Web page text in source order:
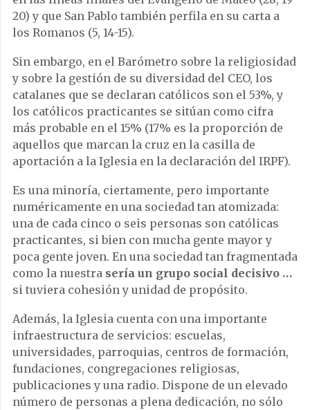
20) y que San Pablo también perfila en su carta a
los Romanos (5, 14-15).
Sin embargo, en el Barómetro sobre la religiosidad
y sobre la gestión de su diversidad del CEO, los
catalanes que se declaran católicos son el 53%, y
los católicos practicantes se sitúan como cifra
más probable en el 15% (17% es la proporción de
aquellos que marcan la cruz en la casilla de
aportación a la Iglesia en la declaración del IRPF).
Es una minoría, ciertamente, pero importante
numéricamente en una sociedad tan atomizada:
una de cada cinco o seis personas son católicas
practicantes, si bien con mucha gente mayor y
poca gente joven. En una sociedad tan fragmentada
como la nuestra sería un grupo social decisivo …
si tuviera cohesión y unidad de propósito.
Además, la Iglesia cuenta con una importante
infraestructura de servicios: escuelas,
universidades, parroquias, centros de formación,
fundaciones, congregaciones religiosas,
publicaciones y una radio. Dispone de un elevado
número de personas a plena dedicación, no sólo